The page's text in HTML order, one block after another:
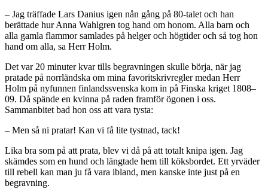
– Jag träffade Lars Danius igen nån gång på 80-talet och han
berättade hur Anna Wahlgren tog hand om honom. Alla barn och
alla gamla flammor samlades på helger och högtider och så tog hon
hand om alla, sa Herr Holm.
Det var 20 minuter kvar tills begravningen skulle börja, när jag
pratade på norrländska om mina favoritskrivregler medan Herr
Holm på nyfunnen finlandssvenska kom in på Finska kriget 1808–
09. Då spände en kvinna på raden framför ögonen i oss.
Sammanbitet bad hon oss att vara tysta:
– Men så ni pratar! Kan vi få lite tystnad, tack!
Lika bra som på att prata, blev vi då på att totalt knipa igen. Jag
skämdes som en hund och längtade hem till köksbordet. Ett yrväder
till rebell kan man ju få vara ibland, men kanske inte just på en
begravning.